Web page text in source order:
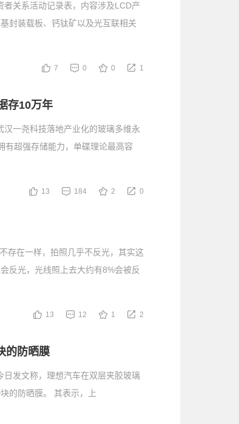
关系活动记录表，内容涉及LCD产
封装载板、钙钛矿以及光互联相关
7 0 0 1
存10万年
一尧科技落地产业化的玻璃多维永
有超强存储能力，单碟理论最高容
13 184 2 0
存在一样，拍照几乎不反光，其实这
反光，光线照上去大约有8%会被反
13 12 1 2
的防晒膜
日发文称，理想汽车在双层夹胶玻璃
的防晒膜。 其表示，上